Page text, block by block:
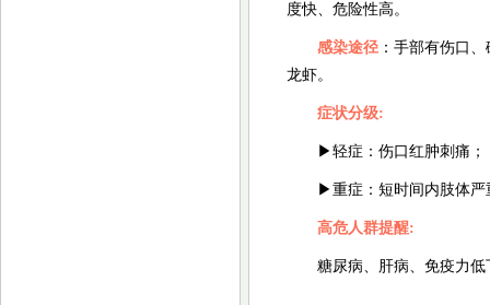
度快、危险性高。
感染途径 ： 手部有伤口
龙虾。
症状分级:
▶轻症：伤口红肿刺痛；
▶重症：短时间内肢体严
高危人群提醒:
糖尿病、肝病、免疫力